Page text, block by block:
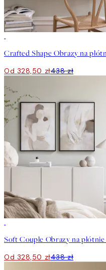
Od 328,50 zł438 zł
Od 328,50 zł438 zł